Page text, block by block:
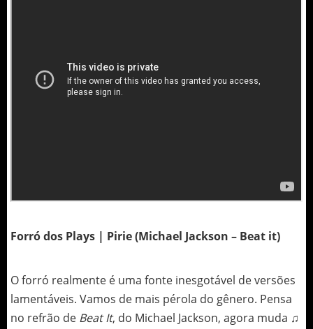
Forró dos Plays | Pirie (Michael Jackson – Beat it)
O forró realmente é uma fonte inesgotável de versões
lamentáveis. Vamos de mais pérola do gênero. Pensa
no refrão de Beat It, do Michael Jackson, agora muda ♫